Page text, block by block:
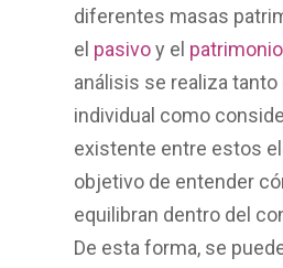
diferentes masas
el pasivo y el
análisis se realiza
individual como
existente entre estos
objetivo de entender
equilibran dentro del
De esta forma, se